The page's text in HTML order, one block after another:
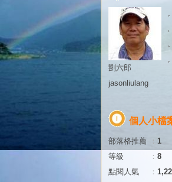
劉六郎
jasonliulang
個人小檔
部落格推薦 ： 1
等級
： 8
點閱人氣
：